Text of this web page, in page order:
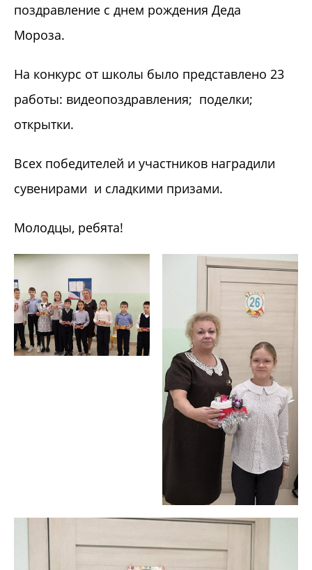
поздравление с днем рождения Деда
Мороза.
​На конкурс от школы было представлено 23
работы: видеопоздравления; поделки;
открытки.
​Всех победителей и участников наградили
сувенирами и сладкими призами.
Молодцы, ребята!